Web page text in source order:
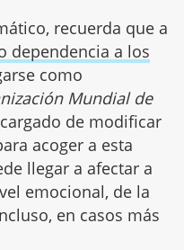
recuerda que a
dependencia a los
como
Mundial de
de modificar
acoger a esta
llegar a afectar a
emocional, de la
en casos más